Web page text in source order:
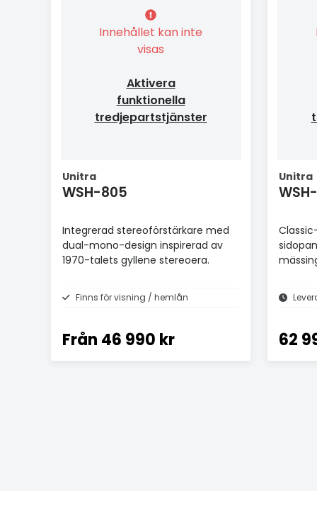
Innehållet kan inte
visas
Aktivera
funktionella
tredjepartstjänster
Unitra
WSH-805
Integrerad stereoförstärkare med
dual-mono-design inspirerad av
1970-talets gyllene stereoera.
Finns för visning / hemlån
Från 46 990 kr
Unitra
62